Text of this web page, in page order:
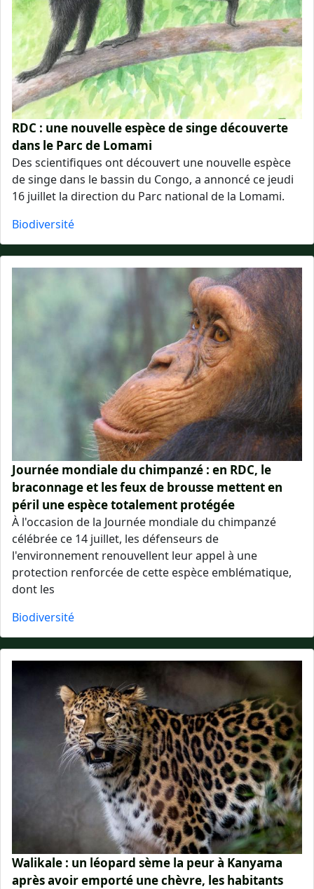
RDC : une nouvelle espèce de singe découverte
dans le Parc de Lomami
Des scientifiques ont découvert une nouvelle espèce
de singe dans le bassin du Congo, a annoncé ce jeudi
16 juillet la direction du Parc national de la Lomami.
Biodiversité
Journée mondiale du chimpanzé : en RDC, le
braconnage et les feux de brousse mettent en
péril une espèce totalement protégée
À l'occasion de la Journée mondiale du chimpanzé
célébrée ce 14 juillet, les défenseurs de
l'environnement renouvellent leur appel à une
protection renforcée de cette espèce emblématique,
dont les
Biodiversité
Walikale : un léopard sème la peur à Kanyama
après avoir emporté une chèvre, les habitants